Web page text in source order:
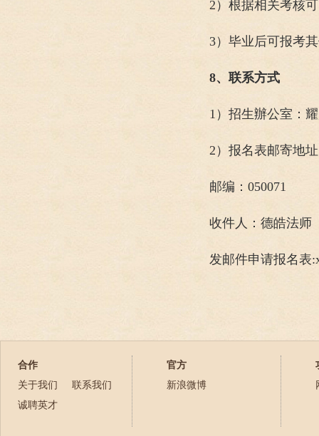
2）根据相关考核
3）毕业后可报考
8、联系方式
1）招生辦公室：
2）报名表邮寄地
邮编：050071
收件人：德皓法师
发邮件申请报名表
合作
关于我们
联系我们
诚聘英才
官方
新浪微博